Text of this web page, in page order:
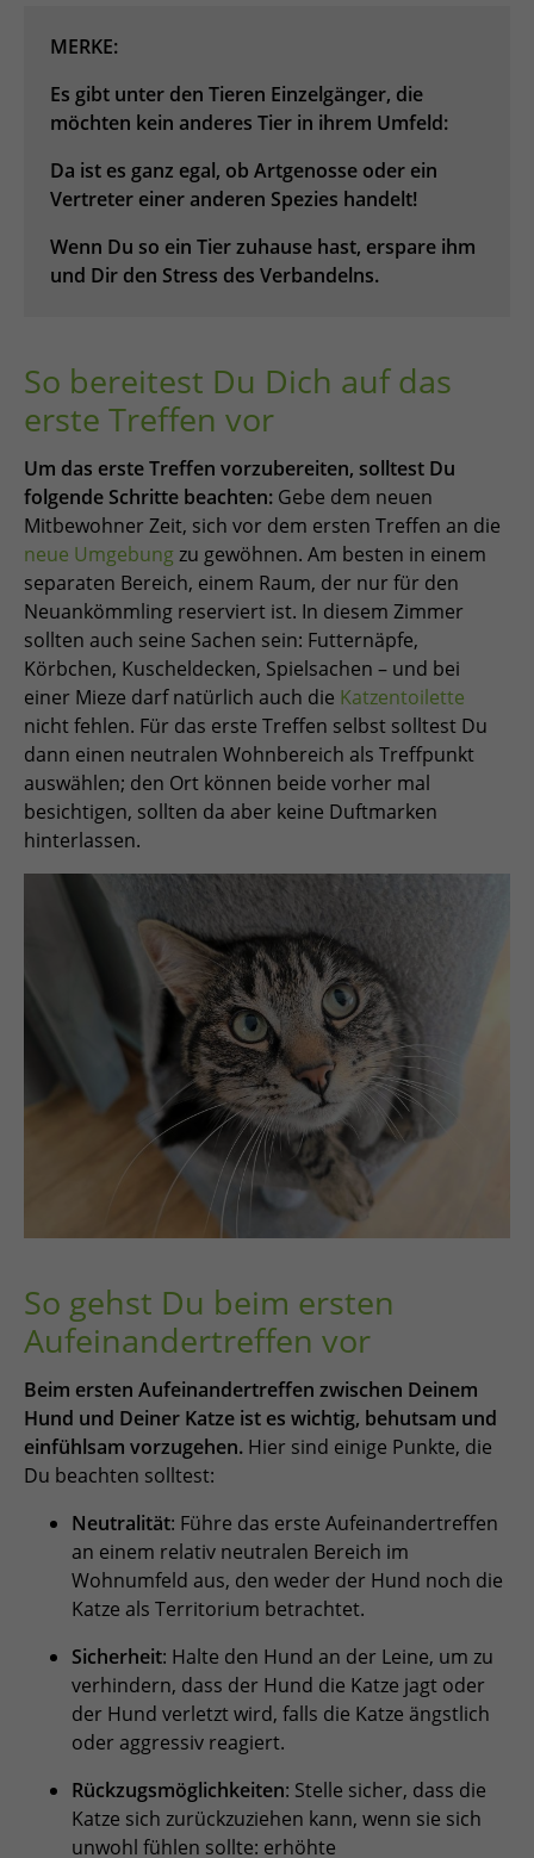
MERKE:
Es gibt unter den Tieren Einzelgänger, die
möchten kein anderes Tier in ihrem Umfeld:
Da ist es ganz egal, ob Artgenosse oder ein
Vertreter einer anderen Spezies handelt!
Wenn Du so ein Tier zuhause hast, erspare ihm
und Dir den Stress des Verbandelns.
So bereitest Du Dich auf das
erste Treffen vor
Um das erste Treffen vorzubereiten, solltest Du
folgende Schritte beachten: Gebe dem neuen
Mitbewohner Zeit, sich vor dem ersten Treffen an die
neue Umgebungzu gewöhnen. Am besten in einem
separaten Bereich, einem Raum, der nur für den
Neuankömmling reserviert ist. In diesem Zimmer
sollten auch seine Sachen sein: Futternäpfe,
Körbchen, Kuscheldecken, Spielsachen – und bei
einer Mieze darf natürlich auch die Katzentoilette
nicht fehlen. Für das erste Treffen selbst solltest Du
dann einen neutralen Wohnbereich als Treffpunkt
auswählen; den Ort können beide vorher mal
besichtigen, sollten da aber keine Duftmarken
hinterlassen.
So gehst Du beim ersten
Aufeinandertreffen vor
Beim ersten Aufeinandertreffen zwischen Deinem
Hund und Deiner Katze ist es wichtig, behutsam und
einfühlsam vorzugehen. Hier sind einige Punkte, die
Du beachten solltest:
Neutralität: Führe das erste Aufeinandertreffen
an einem relativ neutralen Bereich im
Wohnumfeld aus, den weder der Hund noch die
Katze als Territorium betrachtet.
Sicherheit: Halte den Hund an der Leine, um zu
verhindern, dass der Hund die Katze jagt oder
der Hund verletzt wird, falls die Katze ängstlich
oder aggressiv reagiert.
Rückzugsmöglichkeiten: Stelle sicher, dass die
Katze sich zurückzuziehen kann, wenn sie sich
unwohl fühlen sollte: erhöhte